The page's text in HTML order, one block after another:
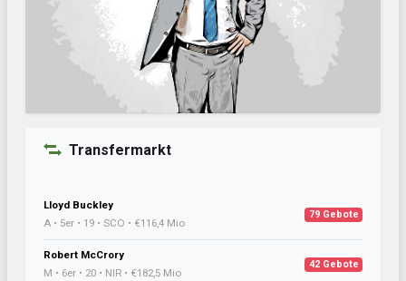
Transfermarkt
Lloyd Buckley
A • 5er • 19 • SCO • €116,4 Mio
79 Gebote
Robert McCrory
M • 6er • 20 • NIR • €182,5 Mio
42 Gebote